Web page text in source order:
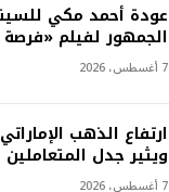
عودة أحمد مكي
الجمهور لفيلم
7 أغسطس، 2026
ارتفاع الذهب
ويثير جدل المتعاملين
7 أغسطس، 2026